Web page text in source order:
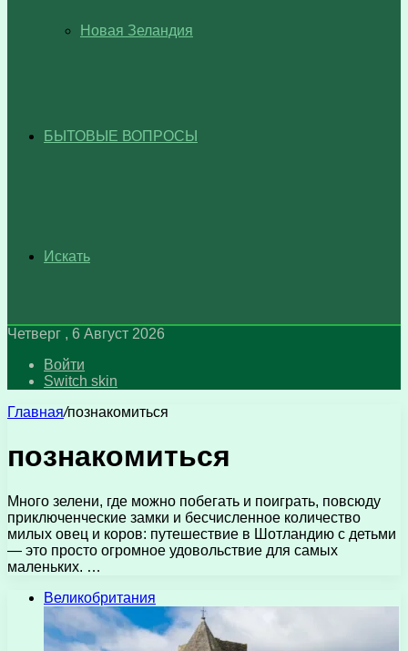
Новая Зеландия
БЫТОВЫЕ ВОПРОСЫ
Искать
Четверг , 6 Август 2026
Войти
Switch skin
Главная/познакомиться
познакомиться
Много зелени, где можно побегать и поиграть, повсюду
приключенческие замки и бесчисленное количество
милых овец и коров: путешествие в Шотландию с детьми
— это просто огромное удовольствие для самых
маленьких. …
Великобритания